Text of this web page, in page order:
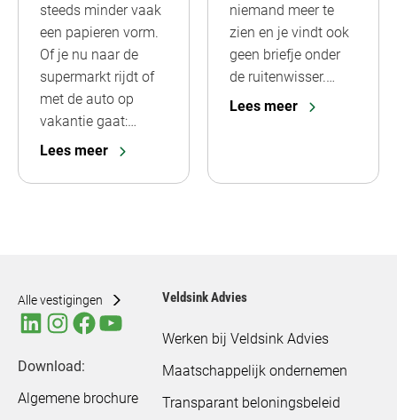
steeds minder vaak
een papieren vorm.
Of je nu naar de
supermarkt rijdt of
met de auto op
vakantie gaat:…
Lees meer
niemand meer te
zien en je vindt ook
geen briefje onder
de ruitenwisser.…
Lees meer
Alle vestigingen
Download:
Algemene brochure
Veldsink Advies
Werken bij Veldsink Advies
Maatschappelijk ondernemen
Transparant beloningsbeleid